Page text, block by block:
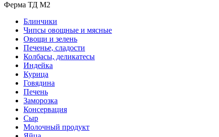
Ферма ТД М2
Блинчики
Чипсы овощные и мясные
Овощи и зелень
Печенье, сладости
Колбасы, деликатесы
Индейка
Курица
Говядина
Печень
Заморозка
Консервация
Сыр
Молочный продукт